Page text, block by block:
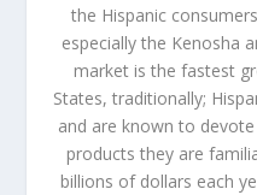
the Hispanic
especially the Kenosha
market is the fastest
States, traditionally;
and are known to
products they are
billions of dollars each